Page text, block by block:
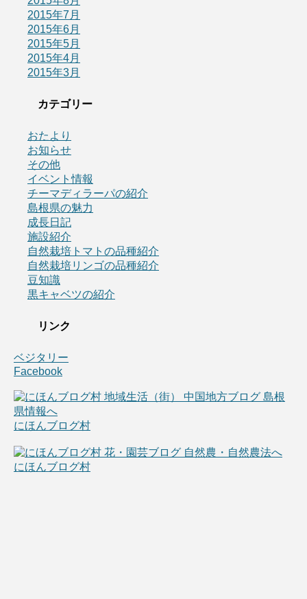
2015年7月
2015年6月
2015年5月
2015年4月
2015年3月
カテゴリー
おたより
お知らせ
その他
イベント情報
チーマディラーパの紹介
島根県の魅力
成長日記
施設紹介
自然栽培トマトの品種紹介
自然栽培リンゴの品種紹介
豆知識
黒キャベツの紹介
リンク
ベジタリー
Facebook
にほんブログ村
にほんブログ村